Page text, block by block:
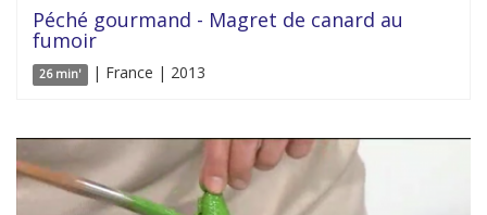
Péché gourmand - Magret de canard au
fumoir
26 min' | France | 2013